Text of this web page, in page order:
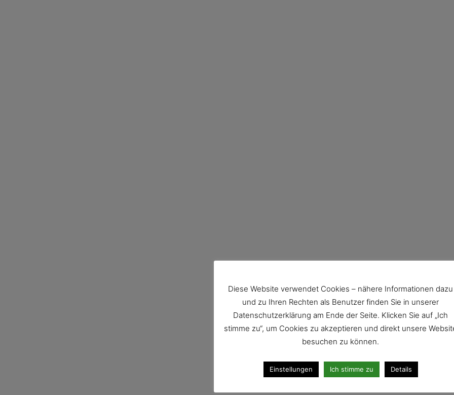
Diese Website verwendet Cookies – nähere Informationen dazu
und zu Ihren Rechten als Benutzer finden Sie in unserer
Datenschutzerklärung am Ende der Seite. Klicken Sie auf „Ich
stimme zu“, um Cookies zu akzeptieren und direkt unsere
besuchen zu können.
Einstellungen Ich stimme zu Details